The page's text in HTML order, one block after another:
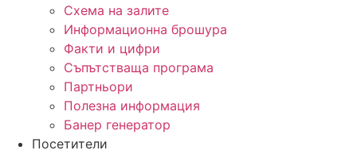
Схема на залите
Информационна брошура
Факти и цифри
Съпътстваща програма
Партньори
Полезна информация
Банер генератор
Посетители